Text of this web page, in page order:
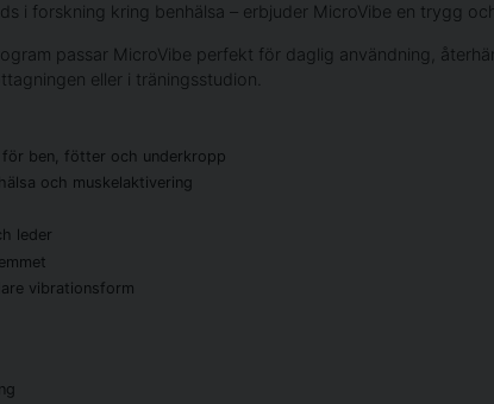
i forskning kring benhälsa – erbjuder MicroVibe en trygg
passar MicroVibe perfekt för daglig användning,
eller i träningsstudion.
för ben, fötter och underkropp
och muskelaktivering
leder
vibrationsform